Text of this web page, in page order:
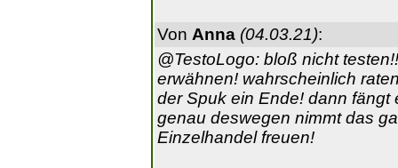
Von Anna (04.03.21):
@TestoLogo: bloß nicht
erwähnen! wahrscheinlich
der Spuk ein Ende! dann fängt
genau deswegen nimmt das
Einzelhandel freuen!